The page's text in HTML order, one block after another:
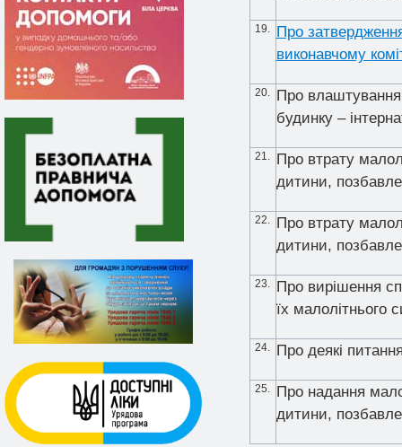
19. Про
виконавчому
20. Про влаштування
будинку –
21. Про втрату
дитини,
22. Про втрату
дитини,
23. Про вирішення
їх малолітнього
24. Про деякі
25. Про надання
дитини,